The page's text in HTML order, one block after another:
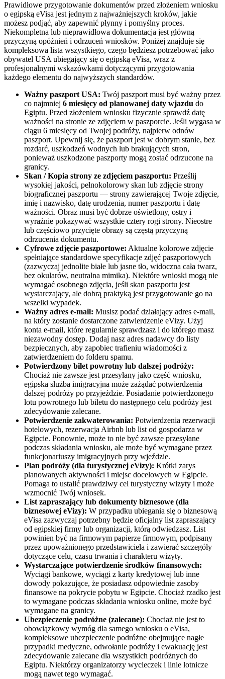
Prawidłowe przygotowanie dokumentów przed złożeniem wniosku
o egipską eVisa jest jednym z najważniejszych kroków, jakie
możesz podjąć, aby zapewnić płynny i pomyślny proces.
Niekompletna lub nieprawidłowa dokumentacja jest główną
przyczyną opóźnień i odrzuceń wniosków. Poniżej znajduje się
kompleksowa lista wszystkiego, czego będziesz potrzebować jako
obywatel USA ubiegający się o egipską eVisa, wraz z
profesjonalnymi wskazówkami dotyczącymi przygotowania
każdego elementu do najwyższych standardów.
Ważny paszport USA: Twój paszport musi być ważny przez
co najmniej 6 miesięcy od planowanej daty wjazdu do
Egiptu. Przed złożeniem wniosku fizycznie sprawdź datę
ważności na stronie ze zdjęciem w paszporcie. Jeśli wygasa w
ciągu 6 miesięcy od Twojej podróży, najpierw odnów
paszport. Upewnij się, że paszport jest w dobrym stanie, bez
rozdarć, uszkodzeń wodnych lub brakujących stron,
ponieważ uszkodzone paszporty mogą zostać odrzucone na
granicy.
Skan / Kopia strony ze zdjęciem paszportu: Prześlij
wysokiej jakości, pełnokolorowy skan lub zdjęcie strony
biograficznej paszportu — strony zawierającej Twoje zdjęcie,
imię i nazwisko, datę urodzenia, numer paszportu i datę
ważności. Obraz musi być dobrze oświetlony, ostry i
wyraźnie pokazywać wszystkie cztery rogi strony. Nieostre
lub częściowo przycięte obrazy są częstą przyczyną
odrzucenia dokumentu.
Cyfrowe zdjęcie paszportowe: Aktualne kolorowe zdjęcie
spełniające standardowe specyfikacje zdjęć paszportowych
(zazwyczaj jednolite białe lub jasne tło, widoczna cała twarz,
bez okularów, neutralna mimika). Niektóre wnioski mogą nie
wymagać osobnego zdjęcia, jeśli skan paszportu jest
wystarczający, ale dobrą praktyką jest przygotowanie go na
wszelki wypadek.
Ważny adres e-mail: Musisz podać działający adres e-mail,
na który zostanie dostarczone zatwierdzenie eVizy. Użyj
konta e-mail, które regularnie sprawdzasz i do którego masz
niezawodny dostęp. Dodaj nasz adres nadawcy do listy
bezpiecznych, aby zapobiec trafieniu wiadomości z
zatwierdzeniem do folderu spamu.
Potwierdzony bilet powrotny lub dalszej podróży:
Chociaż nie zawsze jest przesyłany jako część wniosku,
egipska służba imigracyjna może zażądać potwierdzenia
dalszej podróży po przyjeździe. Posiadanie potwierdzonego
lotu powrotnego lub biletu do następnego celu podróży jest
zdecydowanie zalecane.
Potwierdzenie zakwaterowania: Potwierdzenia rezerwacji
hotelowych, rezerwacja Airbnb lub list od gospodarza w
Egipcie. Ponownie, może to nie być zawsze przesyłane
podczas składania wniosku, ale może być wymagane przez
funkcjonariuszy imigracyjnych przy wjeździe.
Plan podróży (dla turystycznej eVizy): Krótki zarys
planowanych aktywności i miejsc docelowych w Egipcie.
Pomaga to ustalić prawdziwy cel turystyczny wizyty i może
wzmocnić Twój wniosek.
List zapraszający lub dokumenty biznesowe (dla
biznesowej eVizy): W przypadku ubiegania się o biznesową
eVisa zazwyczaj potrzebny będzie oficjalny list zapraszający
od egipskiej firmy lub organizacji, którą odwiedzasz. List
powinien być na firmowym papierze firmowym, podpisany
przez upoważnionego przedstawiciela i zawierać szczegóły
dotyczące celu, czasu trwania i charakteru wizyty.
Wystarczające potwierdzenie środków finansowych:
Wyciągi bankowe, wyciągi z karty kredytowej lub inne
dowody pokazujące, że posiadasz odpowiednie zasoby
finansowe na pokrycie pobytu w Egipcie. Chociaż rzadko jest
to wymagane podczas składania wniosku online, może być
wymagane na granicy.
Ubezpieczenie podróżne (zalecane): Chociaż nie jest to
obowiązkowy wymóg dla samego wniosku o eVisa,
kompleksowe ubezpieczenie podróżne obejmujące nagłe
przypadki medyczne, odwołanie podróży i ewakuację jest
zdecydowanie zalecane dla wszystkich podróżnych do
Egiptu. Niektórzy organizatorzy wycieczek i linie lotnicze
mogą nawet tego wymagać.